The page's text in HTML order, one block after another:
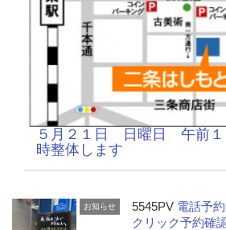
５月２１日 日曜日 午前１
時整体します
お知らせ 5545PV 電話予
クリック予約確